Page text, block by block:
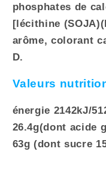
phosphates de
[lécithine
arôme, colorant
D.
Valeurs
énergie 2142kJ/
26.4g(dont acide
63g (dont sucre